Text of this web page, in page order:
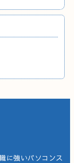
に強いパソコンス